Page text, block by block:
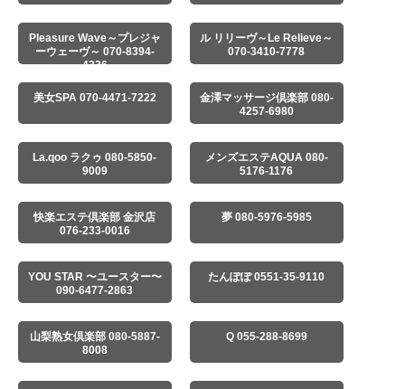
Pleasure Wave～プレジャ
ーウェーヴ～ 070-8394-
4336
ル リリーヴ～Le Relieve～
070-3410-7778
美女SPA 070-4471-7222
金澤マッサージ倶楽部 080-
4257-6980
La.qoo ラクゥ 080-5850-
9009
メンズエステAQUA 080-
5176-1176
快楽エステ倶楽部 金沢店
076-233-0016
夢 080-5976-5985
YOU STAR 〜ユースター〜
090-6477-2863
たんぽぽ 0551-35-9110
山梨熟女倶楽部 080-5887-
8008
Q 055-288-8699